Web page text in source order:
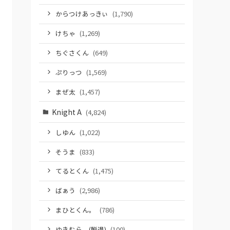
からつけあっきぃ (1,790)
けちゃ (1,269)
ちぐさくん (649)
ぷりっつ (1,569)
まぜ太 (1,457)
Knight A (4,824)
しゆん (1,022)
そうま (833)
てるとくん (1,475)
ばぁう (2,986)
まひとくん。
(786)